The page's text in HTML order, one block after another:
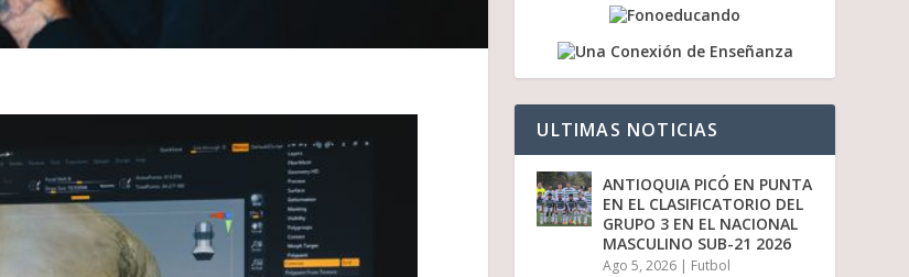
a
p
a
u
m
e
ULTIMAS NOTICIAS
ANTIOQUIA PICÓ EN PUNTA
EN EL CLASIFICATORIO DEL
GRUPO 3 EN EL NACIONAL
MASCULINO SUB-21 2026
Ago 5, 2026 | Futbol